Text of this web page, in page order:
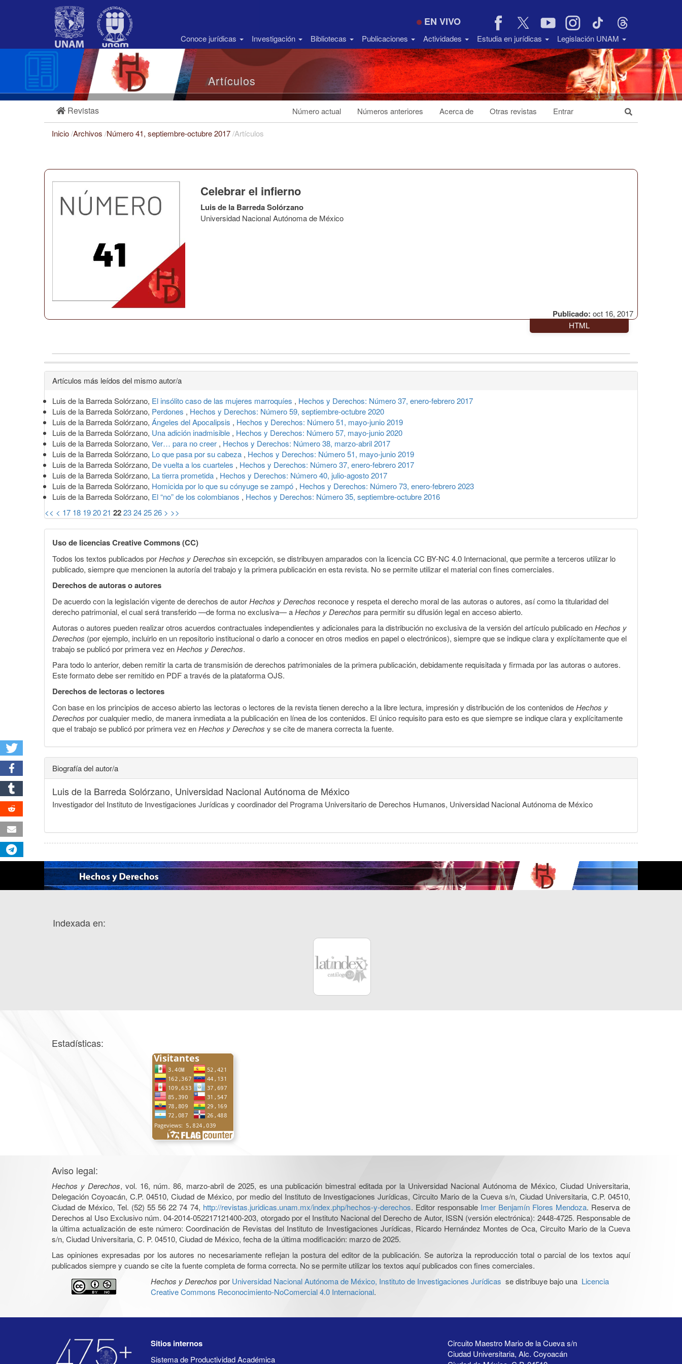
Barra
EN VIVO
Conoce jurídicas Investigación Bibliotecas Publicaciones Actividades Estudia en jurídicas Legislación UNAM
Artículos
Revistas Número actual Números anteriores Acerca de Otras revistas Entrar
Inicio/Archivos /Número 41, septiembre-octubre 2017/Artículos
Publicado: oct 16, 2017
Celebrar el infierno
Luis de la Barreda Solórzano
Universidad Nacional Autónoma de México
HTML
Detalles
del
artículo
Artículos más leídos del mismo autor/a
Luis de la Barreda Solórzano, El insólito caso de las mujeres marroquíes , Hechos y Derechos: Número 37, enero-febrero 2017
Luis de la Barreda Solórzano, Perdones , Hechos y Derechos: Número 59, septiembre-octubre 2020
Luis de la Barreda Solórzano, Ángeles del Apocalipsis , Hechos y Derechos: Número 51, mayo-junio 2019
Luis de la Barreda Solórzano, Una adición inadmisible , Hechos y Derechos: Número 57, mayo-junio 2020
Luis de la Barreda Solorzano, Ver… para no creer , Hechos y Derechos: Número 38, marzo-abril 2017
Luis de la Barreda Solórzano, Lo que pasa por su cabeza , Hechos y Derechos: Número 51, mayo-junio 2019
Luis de la Barreda Solórzano, De vuelta a los cuarteles , Hechos y Derechos: Número 37, enero-febrero 2017
Luis de la Barreda Solórzano, La tierra prometida , Hechos y Derechos: Número 40, julio-agosto 2017
Luis de la Barreda Solórzano, Homicida por lo que su cónyuge se zampó , Hechos y Derechos: Número 73, enero-febrero 2023
Luis de la Barreda Solórzano, El “no” de los colombianos , Hechos y Derechos: Número 35, septiembre-octubre 2016
<< < 17 18 192021 2223242526 > >>
Uso de licencias Creative Commons (CC)
Todos los textos publicados porHechos y Derechos sin excepción, se distribuyen amparados con la licencia CC BY-NC 4.0 Internacional, que permite a terceros utilizar lo
publicado, siempre que mencionen la autoría del trabajo y la primera publicación en esta revista. No se permite utilizar el material con fines comerciales.
Derechos de autoras o autores
De acuerdo con la legislación vigente de derechos de autorHechos y Derechos reconoce y respeta el derecho moral de las autoras o autores, así como la titularidad del
derecho patrimonial, el cual será transferido —de forma no exclusiva— aHechos y Derechos para permitir su difusión legal en acceso abierto.
Autoras o autores pueden realizar otros acuerdos contractuales independientes y adicionales para la distribución no exclusiva de la versión del artículo publicado enHechos y
Derechos (por ejemplo, incluirlo en un repositorio institucional o darlo a conocer en otros medios en papel o electrónicos), siempre que se indique clara y explícitamente que el
trabajo se publicó por primera vez enHechos y Derechos.
Para todo lo anterior, deben remitir la carta de transmisión de derechos patrimoniales de la primera publicación, debidamente requisitada y firmada por las autoras o autores.
Este formato debe ser remitido en PDF a través de la plataforma OJS.
Derechos de lectoras o lectores
Con base en los principios de acceso abierto las lectoras o lectores de la revista tienen derecho a la libre lectura, impresión y distribución de los contenidos deHechos y
Derechos por cualquier medio, de manera inmediata a la publicación en línea de los contenidos. El único requisito para esto es que siempre se indique clara y explícitamente
que el trabajo se publicó por primera vez enHechos y Derechos y se cite de manera correcta la fuente.
Biografía del autor/a
Luis de la Barreda Solórzano, Universidad Nacional Autónoma de México
Investigador del Instituto de Investigaciones Jurídicas y coordinador del Programa Universitario de Derechos Humanos, Universidad Nacional Autónoma de México
Indexada en:
Estadísticas:
Aviso legal:
Hechos y Derechos, vol. 16, núm. 86, marzo-abril de 2025, es una publicación bimestral editada por la Universidad Nacional Autónoma de México, Ciudad Universitaria,
Delegación Coyoacán, C.P. 04510, Ciudad de México, por medio del Instituto de Investigaciones Jurídicas, Circuito Mario de la Cueva s/n, Ciudad Universitaria, C.P. 04510,
Ciudad de México, Tel. (52) 55 56 22 74 74, http://revistas.juridicas.unam.mx/index.php/hechos-y-derechos. Editor responsable Imer Benjamín Flores Mendoza. Reserva de
Derechos al Uso Exclusivo núm. 04-2014-052217121400-203, otorgado por el Instituto Nacional del Derecho de Autor, ISSN (versión electrónica): 2448-4725. Responsable de
la última actualización de este número: Coordinación de Revistas del Instituto de Investigaciones Jurídicas, Ricardo Hernández Montes de Oca, Circuito Mario de la Cueva
s/n, Ciudad Universitaria, C. P. 04510, Ciudad de México, fecha de la última modificación: marzo de 2025.
Las opiniones expresadas por los autores no necesariamente reflejan la postura del editor de la publicación. Se autoriza la reproducción total o parcial de los textos aquí
publicados siempre y cuando se cite la fuente completa de forma correcta. No se permite utilizar los textos aquí publicados con fines comerciales.
Hechos y Derechos por Universidad Nacional Autónoma de México, Instituto de Investigaciones Jurídicas se distribuye bajo una Licencia
Creative Commons Reconocimiento-NoComercial 4.0 Internacional.
Sitios internos
Sistema de Productividad Académica
Circuito Maestro Mario de la Cueva s/n
Ciudad Universitaria, Alc. Coyoacán